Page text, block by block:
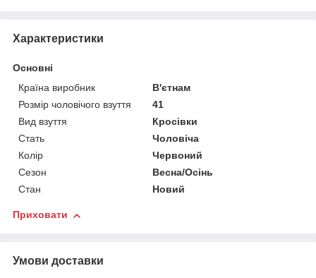
Характеристики
Основні
Країна виробник
В'єтнам
Розмір чоловічого взуття
41
Вид взуття
Кросівки
Стать
Чоловіча
Колір
Червоний
Сезон
Весна/Осінь
Стан
Новий
Приховати
Умови доставки